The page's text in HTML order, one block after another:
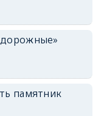
памятник